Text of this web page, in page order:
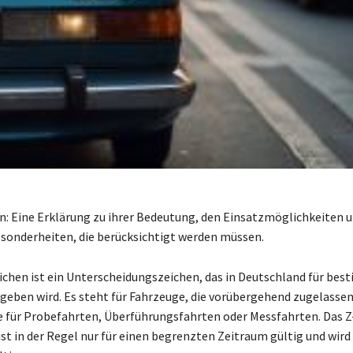
Eine Erklärung zu ihrer Bedeutung, den Einsatzmöglichkeiten
die berücksichtigt werden müssen.
ist ein Unterscheidungszeichen, das in Deutschland für
wird. Es steht für Fahrzeuge, die vorübergehend
für Probefahrten, Überführungsfahrten oder Messfahrten. Das
in der Regel nur für einen begrenzten Zeitraum gültig und wird